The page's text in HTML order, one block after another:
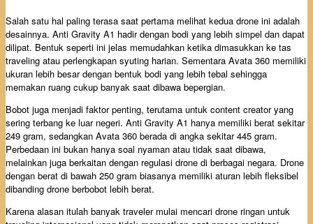
Salah satu hal paling terasa saat pertama melihat kedua drone ini adalah
desainnya. Anti Gravity A1 hadir dengan bodi yang lebih simpel dan dapat
dilipat. Bentuk seperti ini jelas memudahkan ketika dimasukkan ke tas
traveling atau perlengkapan syuting harian. Sementara Avata 360 memiliki
ukuran lebih besar dengan bentuk bodi yang lebih tebal sehingga
memakan ruang cukup banyak saat dibawa bepergian.
Bobot juga menjadi faktor penting, terutama untuk content creator yang
sering terbang ke luar negeri. Anti Gravity A1 hanya memiliki berat sekitar
249 gram, sedangkan Avata 360 berada di angka sekitar 445 gram.
Perbedaan ini bukan hanya soal nyaman atau tidak saat dibawa,
melainkan juga berkaitan dengan regulasi drone di berbagai negara. Drone
dengan berat di bawah 250 gram biasanya memiliki aturan lebih fleksibel
dibanding drone berbobot lebih berat.
Karena alasan itulah banyak traveler mulai mencari drone ringan untuk